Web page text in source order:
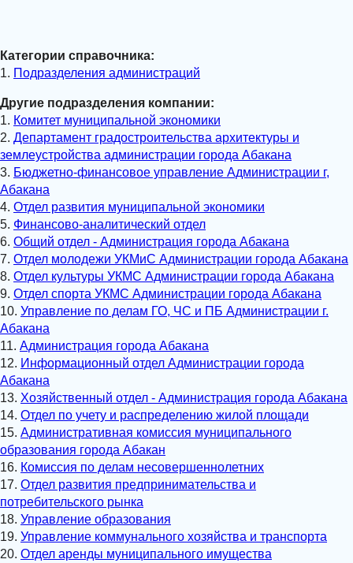
Категории справочника:
1. Подразделения администраций
Другие подразделения компании:
1. Комитет муниципальной экономики
2. Департамент градостроительства архитектуры и
землеустройства администрации города Абакана
3. Бюджетно-финансовое управление Администрации г,
Абакана
4. Отдел развития муниципальной экономики
5. Финансово-аналитический отдел
6. Общий отдел - Администрация города Абакана
7. Отдел молодежи УКМиС Администрации города Абакана
8. Отдел культуры УКМС Администрации города Абакана
9. Отдел спорта УКМС Администрации города Абакана
10. Управление по делам ГО, ЧС и ПБ Администрации г.
Абакана
11. Администрация города Абакана
12. Информационный отдел Администрации города
Абакана
13. Хозяйственный отдел - Администрация города Абакана
14. Отдел по учету и распределению жилой площади
15. Административная комиссия муниципального
образования города Абакан
16. Комиссия по делам несовершеннолетних
17. Отдел развития предпринимательства и
потребительского рынка
18. Управление образования
19. Управление коммунального хозяйства и транспорта
20. Отдел аренды муниципального имущества